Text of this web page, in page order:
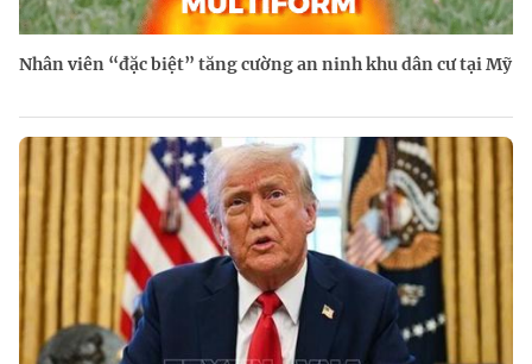
Nhân viên “đặc biệt” tăng cường an ninh khu dân cư tại Mỹ